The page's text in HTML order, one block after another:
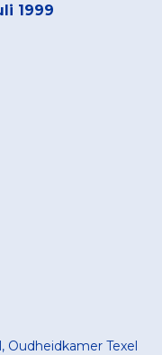
1999
Oudheidkamer Texel